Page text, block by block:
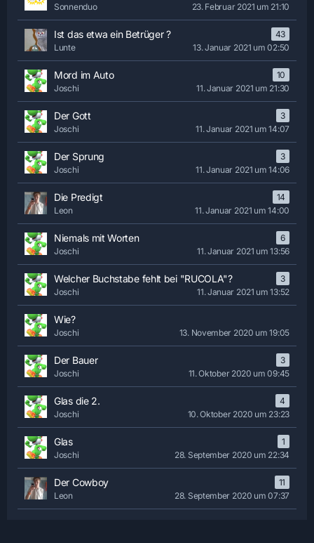
Sonnenduo
23. Februar 2021 um 21:10
Ist das etwa ein Betrüger ?
43
Lunte
13. Januar 2021 um 02:50
Mord im Auto
10
Joschi
11. Januar 2021 um 21:30
Der Gott
3
Joschi
11. Januar 2021 um 14:07
Der Sprung
3
Joschi
11. Januar 2021 um 14:06
Die Predigt
14
Leon
11. Januar 2021 um 14:00
Niemals mit Worten
6
Joschi
11. Januar 2021 um 13:56
Welcher Buchstabe fehlt bei "RUCOLA"?
3
Joschi
11. Januar 2021 um 13:52
Wie?
Joschi 13. November 2020 um 19:05
Der Bauer
3
Joschi
11. Oktober 2020 um 09:45
Glas die 2.
4
Joschi
10. Oktober 2020 um 23:23
Glas
1
Joschi
28. September 2020 um 22:34
Der Cowboy
11
Leon
28. September 2020 um 07:37